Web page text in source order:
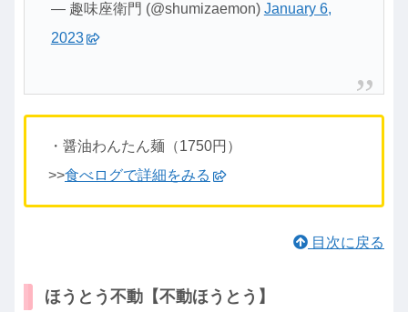
— 趣味座衛門 (@shumizaemon) January 6,
2023
・醤油わんたん麺（1750円）
>>食べログで詳細をみる
目次に戻る
ほうとう不動【不動ほうとう】